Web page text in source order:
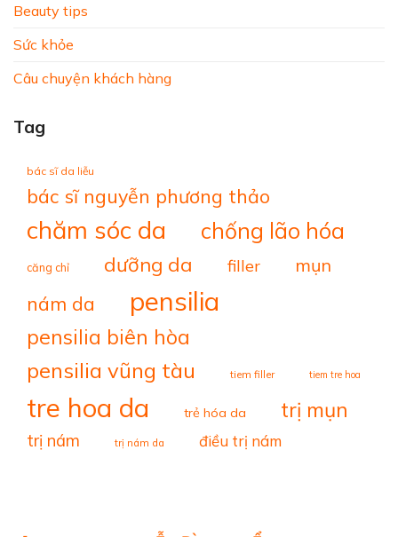
Beauty tips
Sức khỏe
Câu chuyện khách hàng
Tag
bác sĩ da liễu
bác sĩ nguyễn phương thảo
chăm sóc da chống lão hóa
căng chỉ dưỡng da filler mụn
nám da pensilia
pensilia biên hòa
pensilia vũng tàu tiem filler tiem tre hoa
tre hoa da trẻ hóa da trị mụn
trị nám trị nám da điều trị nám